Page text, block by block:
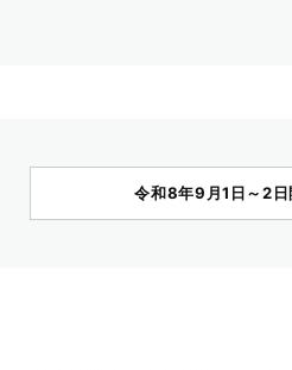
令和8年9月1日～2日